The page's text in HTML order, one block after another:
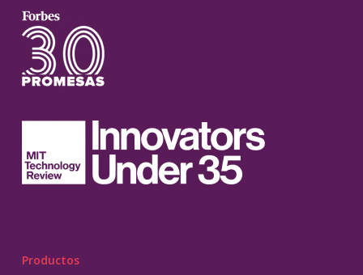
Productos